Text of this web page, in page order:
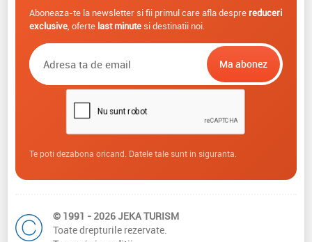
Aboneaza-te la newsletter si fii primul care afla despre reduceri
exclusive, oferte last minutesi destinatii noi.
Te poti dezabona oricand. Datele tale sunt in siguranta.
© 1991 - 2026 JEKA TURISM
Toate drepturile rezervate.